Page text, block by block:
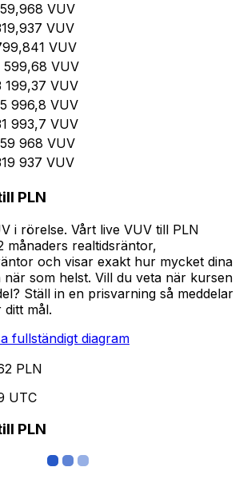
VUV
VUV
VUV
599,68 VUV
199,37 VUV
996,8 VUV
993,7 VUV
968 VUV
937 VUV
PLN
i rörelse. Vårt live VUV till PLN
månaders realtidsräntor,
och visar exakt hur mycket dina
som helst. Vill du veta när kursen
Ställ in en prisvarning så meddelar
ditt mål.
fullständigt diagram
PLN
UTC
PLN